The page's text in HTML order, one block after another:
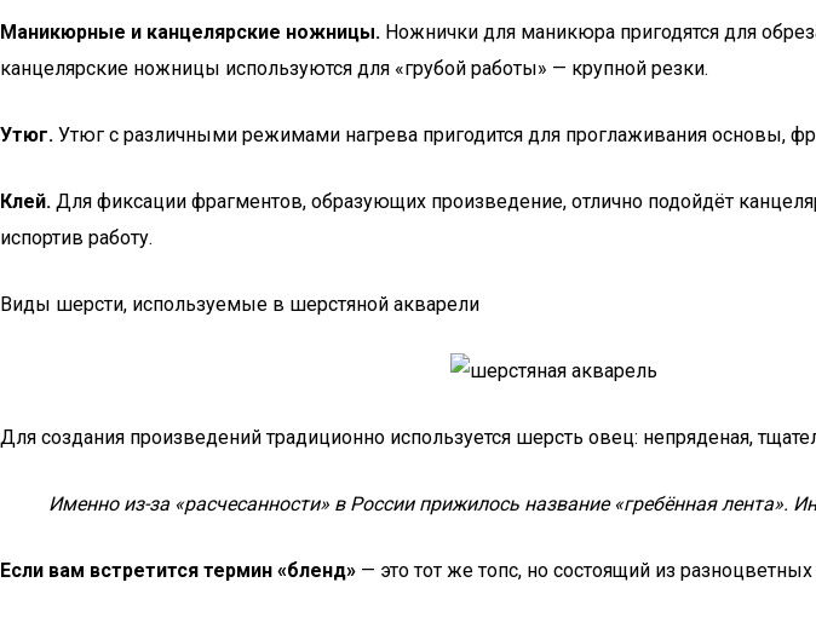
Маникюрные и канцелярские ножницы. Ножнички для маникюра пригодятся для
канцелярские ножницы используются для «грубой работы» — крупной резки.
Утюг. Утюг с различными режимами нагрева пригодится для проглаживания основы,
Клей. Для фиксации фрагментов, образующих произведение, отлично подойдёт
испортив работу.
Виды шерсти, используемые в шерстяной акварели
Для создания произведений традиционно используется шерсть овец: непряденая,
Именно из-за «расчесанности» в России прижилось название «гребённая лента».
Если вам встретится термин «бленд» — это тот же топс, но состоящий из